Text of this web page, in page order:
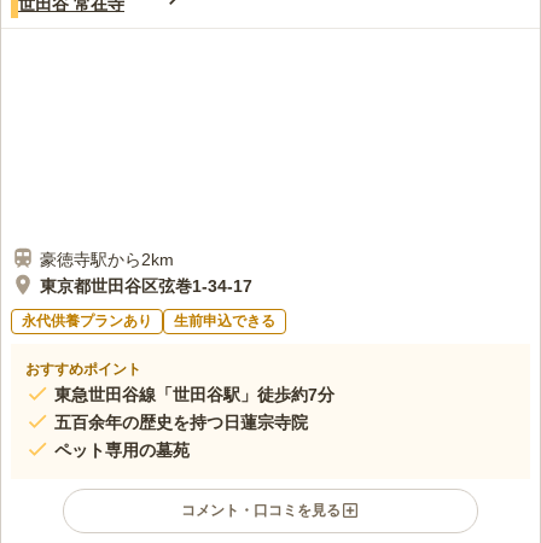
豪徳寺駅から2km
東京都世田谷区弦巻1-34-17
永代供養プランあり 生前申込できる
おすすめポイント
東急世田谷線「世田谷駅」徒歩約7分
五百余年の歴史を持つ日蓮宗寺院
ペット専用の墓苑
コメント・口コミを見る